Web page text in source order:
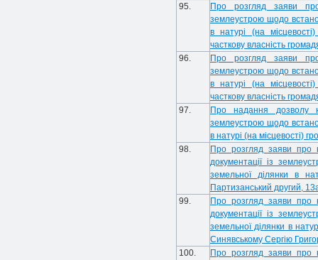
95.
Про розгляд заяви про
землеустрою щодо
в натурі (на
часткову власність
96.
Про розгляд заяви про
землеустрою щодо
в натурі (на
часткову власність
97.
Про надання дозволу
землеустрою щодо
в натурі (на місцевості)
98.
Про розгляд заяви про
документації із
земельної ділянки в
Партизанський другий,
99.
Про розгляд заяви про
документації із
земельної ділянки в
Синявському Сергію
100.
Про розгляд заяви про